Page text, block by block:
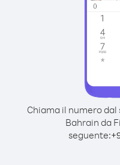
Chiama il numero
Bahrain da
seguente:+